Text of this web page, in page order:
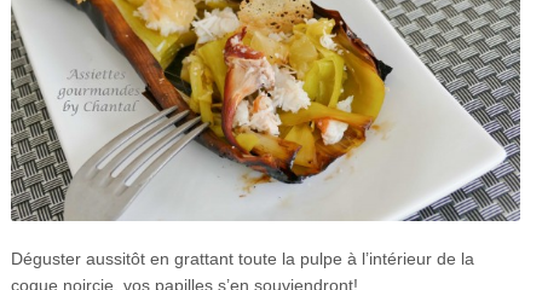
Déguster aussitôt en grattant toute la pulpe à l’intérieur de la
coque noircie, vos papilles s’en souviendront!